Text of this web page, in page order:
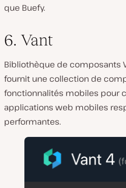
que Buefy.
6. Vant
Bibliothèque de composants
fournit une collection de
fonctionnalités mobiles pour
applications web mobiles
performantes.